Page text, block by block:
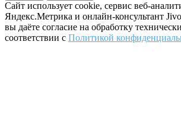
Сайт использует cookie, сервис веб-
Яндекс.Метрика и онлайн-консультант
вы даёте согласие на обработку
соответствии с Политикой